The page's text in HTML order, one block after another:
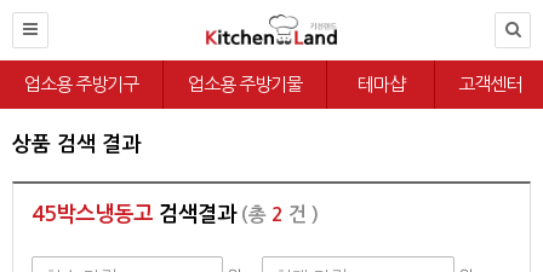
업소용 주방기구 업소용 주방기물 테마샵 고객센터
상품 검색 결과
45박스냉동고 검색결과(총 2 건 )